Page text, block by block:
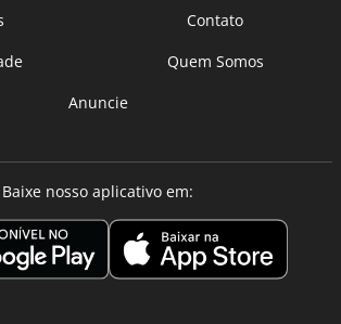
Contato
Quem Somos
Anuncie
Baixe nosso aplicativo em: